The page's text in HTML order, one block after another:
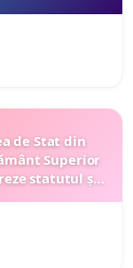
de Stat din
statutul și